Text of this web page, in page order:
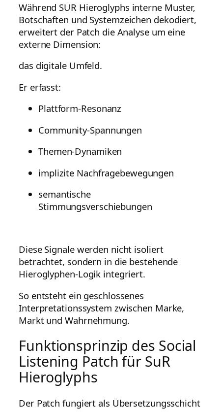
Während SUR Hieroglyphs interne Muster,
Botschaften und Systemzeichen dekodiert,
erweitert der Patch die Analyse um eine
externe Dimension:
das digitale Umfeld.
Er erfasst:
Plattform-Resonanz
Community-Spannungen
Themen-Dynamiken
implizite Nachfragebewegungen
semantische
Stimmungsverschiebungen
Diese Signale werden nicht isoliert
betrachtet, sondern in die bestehende
Hieroglyphen-Logik integriert.
So entsteht ein geschlossenes
Interpretationssystem zwischen Marke,
Markt und Wahrnehmung.
Funktionsprinzip des Social
Listening Patch für SuR
Hieroglyphs
Der Patch fungiert als Übersetzungsschicht